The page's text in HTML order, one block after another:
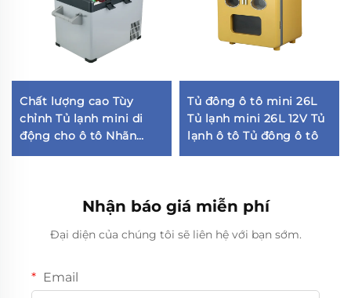
Chất lượng cao Tùy
chỉnh Tủ lạnh mini di
động cho ô tô Nhãn
riêng Máy làm mát ô tô
Tủ đông ô tô mini 26L
Tủ lạnh mini 26L 12V Tủ
lạnh ô tô Tủ đông ô tô
Nhận báo giá miễn phí
Đại diện của chúng tôi sẽ liên hệ với bạn sớm.
Email